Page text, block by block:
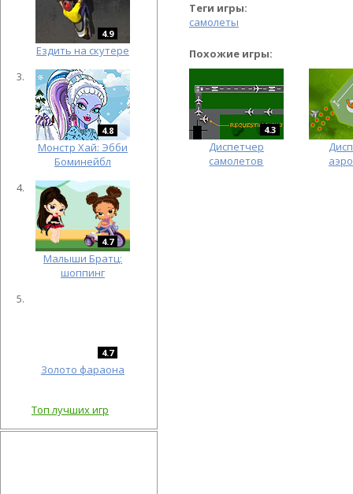
4.9
Ездить на скутере
4.8
Монстр Хай: Эбби
Боминейбл
4.7
Малыши Братц:
шоппинг
4.7
Золото фараона
Топ лучших игр
Теги игры:
самолеты
Похожие игры:
4.3
Диспетчер
самолетов